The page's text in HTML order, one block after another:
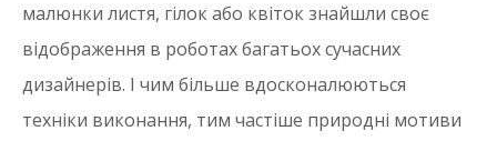
малюнки листя, гілок або квіток знайшли своє
відображення в роботах багатьох сучасних
дизайнерів. І чим більше вдосконалюються
техніки виконання, тим частіше природні мотиви